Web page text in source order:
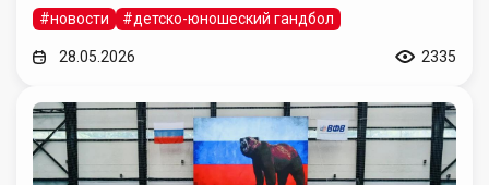
#новости #детско-юношеский гандбол
28.05.2026 2335